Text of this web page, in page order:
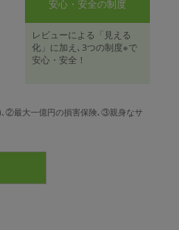
安心・安全の制度
レビューによる「見える
化」に加え､3つの制度※で
安心・安全！
②最大一億円の損害保険､③親身なサ